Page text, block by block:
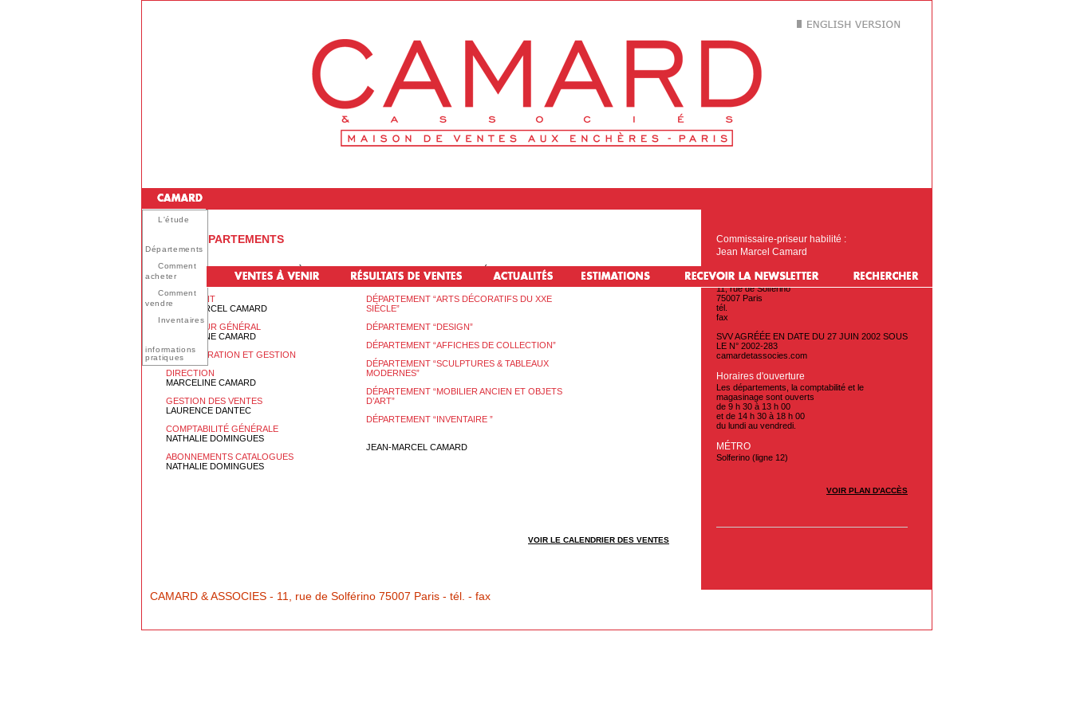
L'étude
Départements
Comment
acheter
Comment
vendre
Inventaires
informations
pratiques
NOS DÉPARTEMENTS
MAISON DE VENTES AUX ENCHÈRES - S.A.S AU CAPITAL DE 260 000 € - AGRÉMENT N° 2002-283
PRÉSIDENT
JEAN-MARCEL CAMARD
DIRECTEUR GÉNÉRAL
MARCELINE CAMARD
ADMINISTRATION ET GESTION
DIRECTION
MARCELINE CAMARD
GESTION DES VENTES
LAURENCE DANTEC
COMPTABILITÉ GÉNÉRALE
NATHALIE DOMINGUES
ABONNEMENTS CATALOGUES
NATHALIE DOMINGUES
DÉPARTEMENT “ARTS DÉCORATIFS DU XXE
SIÈCLE”
DÉPARTEMENT “DESIGN”
DÉPARTEMENT “AFFICHES DE COLLECTION”
DÉPARTEMENT “SCULPTURES & TABLEAUX
MODERNES”
DÉPARTEMENT “MOBILIER ANCIEN ET OBJETS
D’ART”
DÉPARTEMENT “INVENTAIRE ”
JEAN-MARCEL CAMARD
VOIR LE CALENDRIER DES VENTES
Commissaire-priseur habilité :
Jean Marcel Camard
CAMARD & ASSOCIES
11, rue de Solférino
75007 Paris
tél.
fax
SVV AGRÉÉE EN DATE DU 27 JUIN 2002 SOUS
LE N° 2002-283
camardetassocies.com
Horaires d'ouverture
Les départements, la comptabilité et le
magasinage sont ouverts
de 9 h 30 à 13 h 00
et de 14 h 30 à 18 h 00
du lundi au vendredi.
MÉTRO
Solferino (ligne 12)
VOIR PLAN D'ACCÈS
CAMARD & ASSOCIES - 11, rue de Solférino 75007 Paris - tél. - fax